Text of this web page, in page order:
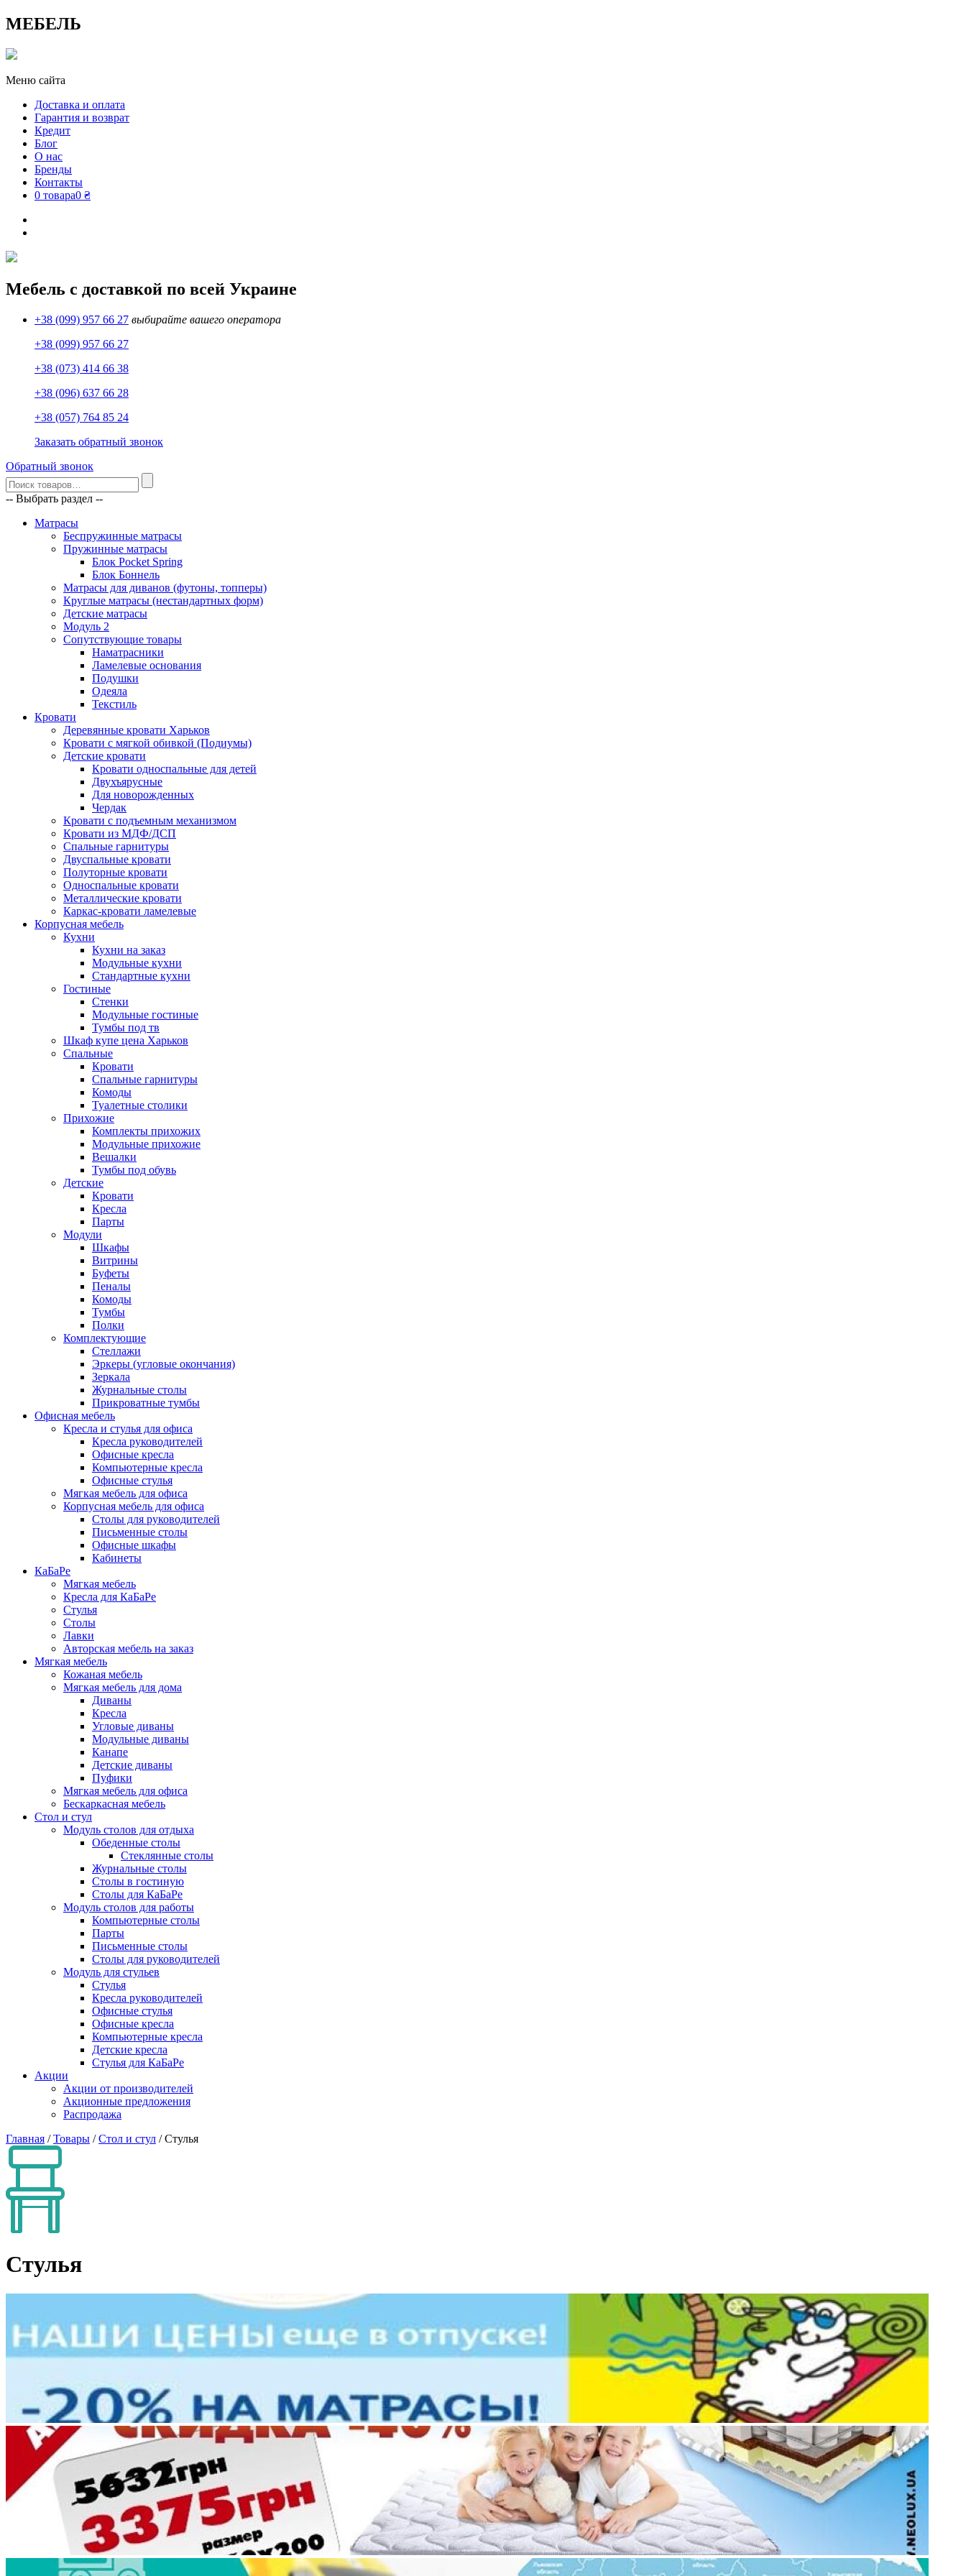
МЕБЕЛЬ
Меню сайта
Доставка и оплата
Гарантия и возврат
Кредит
Блог
О нас
Бренды
Контакты
0 товара0 ₴
Мебель с доставкой по всей Украине
+38 (099) 957 66 27 выбирайте вашего оператора
+38 (099) 957 66 27
+38 (073) 414 66 38
+38 (096) 637 66 28
+38 (057) 764 85 24
Заказать обратный звонок
Обратный звонок
-- Выбрать раздел --
Матрасы
Беспружинные матрасы
Пружинные матрасы
Блок Pocket Spring
Блок Боннель
Матрасы для диванов (футоны, топперы)
Круглые матрасы (нестандартных форм)
Детские матрасы
Модуль 2
Сопутствующие товары
Наматрасники
Ламелевые основания
Подушки
Одеяла
Текстиль
Кровати
Деревянные кровати Харьков
Кровати с мягкой обивкой (Подиумы)
Детские кровати
Кровати односпальные для детей
Двухъярусные
Для новорожденных
Чердак
Кровати с подъемным механизмом
Кровати из МДФ/ДСП
Спальные гарнитуры
Двуспальные кровати
Полуторные кровати
Односпальные кровати
Металлические кровати
Каркас-кровати ламелевые
Корпусная мебель
Кухни
Кухни на заказ
Модульные кухни
Стандартные кухни
Гостиные
Стенки
Модульные гостиные
Тумбы под тв
Шкаф купе цена Харьков
Спальные
Кровати
Спальные гарнитуры
Комоды
Туалетные столики
Прихожие
Комплекты прихожих
Модульные прихожие
Вешалки
Тумбы под обувь
Детские
Кровати
Кресла
Парты
Модули
Шкафы
Витрины
Буфеты
Пеналы
Комоды
Тумбы
Полки
Комплектующие
Стеллажи
Эркеры (угловые окончания)
Зеркала
Журнальные столы
Прикроватные тумбы
Офисная мебель
Кресла и стулья для офиса
Кресла руководителей
Офисные кресла
Компьютерные кресла
Офисные стулья
Мягкая мебель для офиса
Корпусная мебель для офиса
Столы для руководителей
Письменные столы
Офисные шкафы
Кабинеты
КаБаРе
Мягкая мебель
Кресла для КаБаРе
Стулья
Столы
Лавки
Авторская мебель на заказ
Мягкая мебель
Кожаная мебель
Мягкая мебель для дома
Диваны
Кресла
Угловые диваны
Модульные диваны
Канапе
Детские диваны
Пуфики
Мягкая мебель для офиса
Бескаркасная мебель
Стол и стул
Модуль столов для отдыха
Обеденные столы
Стеклянные столы
Журнальные столы
Столы в гостиную
Столы для КаБаРе
Модуль столов для работы
Компьютерные столы
Парты
Письменные столы
Столы для руководителей
Модуль для стульев
Стулья
Кресла руководителей
Офисные стулья
Офисные кресла
Компьютерные кресла
Детские кресла
Стулья для КаБаРе
Акции
Акции от производителей
Акционные предложения
Распродажа
Главная /Товары /Стол и стул /Стулья
Стулья